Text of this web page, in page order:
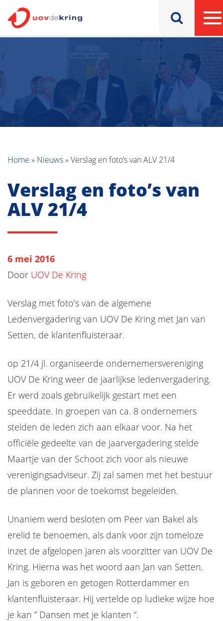
Home » Nieuws» Verslag en foto’s van ALV 21/4
Verslag en foto’s van
ALV 21/4
6 mei 2016
Door UOV De Kring
Verslag met foto’s van de algemene
Ledenvergadering van UOV De Kring met Jan van
Setten, de klantenfluisteraar.
op 21/4 jl. organiseerde ondernemersvereniging
UOV De Kring weer de jaarlijkse ledenvergadering.
Er werd zoals gebruikelijk gestart met een
speeddate. In groepen van ca. 8 ondernemers
stelden de leden zich aan elkaar voor. Na het
officiële gedeelte van de jaarvergadering stelde
Maartje van der Schoot zich voor als nieuwe
verenigingsadviseur. Zij zal samen met het bestuur
de plannen voor de toekomst begeleiden.
Unaniem werd besloten om Peer van Bakel als
erelid te benoemen, als dank voor zijn tomeloze
inzet de afgelopen jaren als voorzitter van UOV De
Kring. Hierna was het woord aan Jan van Setten.
Jan is geboren en getogen Rotterdammer en
klantenfluisteraar. Hij vertelde op ludieke wijze hoe
je kan ” Dansen met je klanten “.